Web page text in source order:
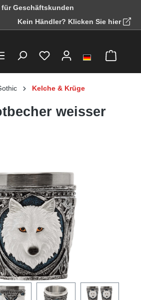
Geschäftskunden
Kein Händler? Klicken Sie hier
Kelche & Krüge
weisser